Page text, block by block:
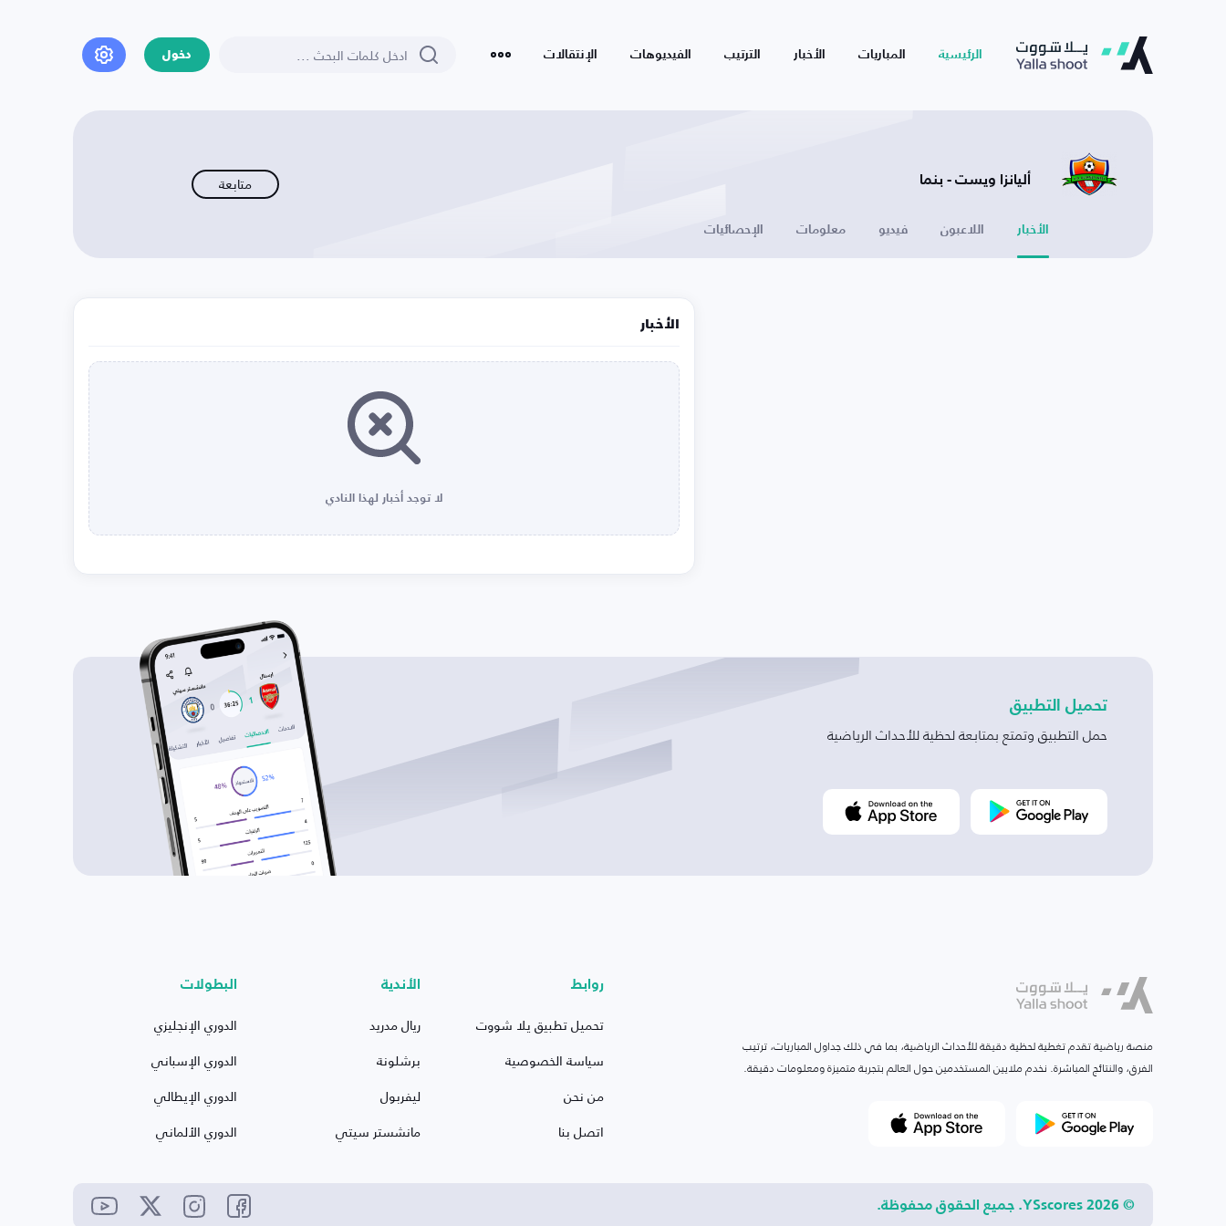
الرئيسية المباريات الأخبار الترتيب الفيديوهات الإنتقالات دخول
أليانزا ويست - بنما متابعة
الأخبار اللاعبون فيديو معلومات الإحصائيات
الأخبار
لا توجد أخبار لهذا النادي
تحميل التطبيق
حمل التطبيق وتمتع بمتابعة لحظية للأحداث الرياضية
منصة رياضية تقدم تغطية لحظية دقيقة للأحداث الرياضية، بما في ذلك جداول المباريات، ترتيب
الفرق، والنتائج المباشرة. نخدم ملايين المستخدمين حول العالم بتجربة متميزة ومعلومات دقيقة.
روابط
تحميل تطبيق يلا شووت
سياسة الخصوصية
من نحن
اتصل بنا
الأندية
ريال مدريد
برشلونة
ليفربول
مانشستر سيتي
البطولات
الدوري الإنجليزي
الدوري الإسباني
الدوري الإيطالي
الدوري الألماني
© 2026 YSscores. جميع الحقوق محفوظة.